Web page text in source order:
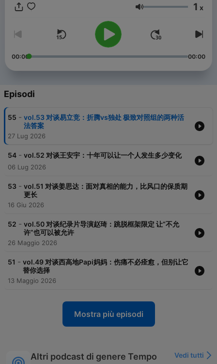
Volume 1 x
00:00 00:00
Episodi
55 - vol.53 对谈易立竞：折腾vs独处 极致对照组的两种活
法答案
27 Lug 2026
54 - vol.52 对谈王安宇：十年可以让一个人发生多少变化
06 Lug 2026
53 - vol.51 对谈姜思达：面对真相的能力，比风口的保质期
更长
16 Giu 2026
52 - vol.50 对谈纪录片导演赵琦：跳脱框架限定 让“不允
许”也可以被允许
26 Maggio 2026
51 - vol.49 对谈西高地Papi妈妈：伤痛不必痊愈，但别让它
替你选择
13 Maggio 2026
Mostra più episodi
Altri podcast di genere Tempo
Vedi tutti